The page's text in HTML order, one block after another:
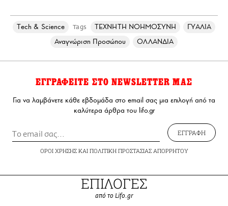
Τech & Science Tags ΤΕΧΝΗΤΗ ΝΟΗΜΟΣΥΝΗ
ΓΥΑΛΙΑ
Αναγνώριση Προσώπου
ΟΛΛΑΝΔΙΑ
ΕΓΓΡΑΦΕΙΤΕ ΣΤΟ NEWSLETTER ΜΑΣ
Για να λαμβάνετε κάθε εβδομάδα στο email σας μια επιλογή από τα
καλύτερα άρθρα του lifo.gr
ΕΓΓΡΑΦΗ
ΟΡΟΙ ΧΡΗΣΗΣΚΑΙ ΠΟΛΙΤΙΚΗ ΠΡΟΣΤΑΣΙΑΣ ΑΠΟΡΡΗΤΟΥ
ΕΠΙΛΟΓΕΣ
από το Lifo.gr